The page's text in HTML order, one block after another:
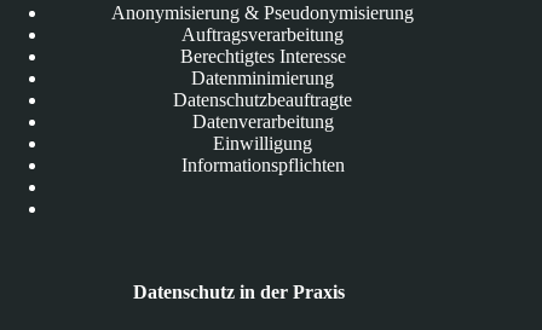
Anonymisierung & Pseudonymisierung
Auftragsverarbeitung
Berechtigtes Interesse
Datenminimierung
Datenschutzbeauftragte
Datenverarbeitung
Einwilligung
Informationspflichten
Datenschutz in der Praxis